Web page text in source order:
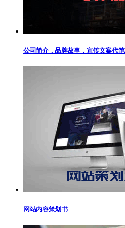
公司简介，品牌故事，宣传文案代笔
网站内容策划书